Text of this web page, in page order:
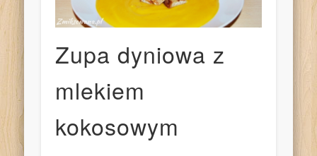
Zupa dyniowa z
mlekiem
kokosowym